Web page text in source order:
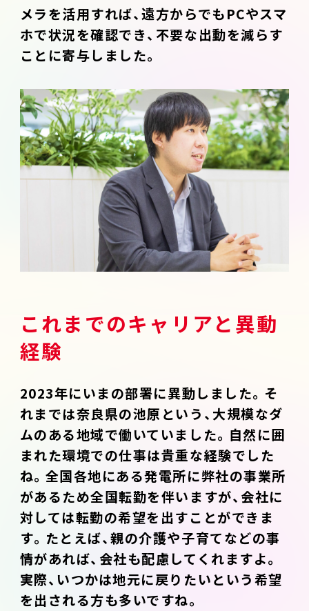
メラを活用すれば、遠方からでもPCやスマ
ホで状況を確認でき、不要な出動を減らす
ことに寄与しました。
これまでのキャリアと異動
経験
2023年にいまの部署に異動しました。そ
れまでは奈良県の池原という、大規模なダ
ムのある地域で働いていました。自然に囲
まれた環境での仕事は貴重な経験でした
ね。全国各地にある発電所に弊社の事業所
があるため全国転勤を伴いますが、会社に
対しては転勤の希望を出すことができま
す。たとえば、親の介護や子育てなどの事
情があれば、会社も配慮してくれますよ。
実際、いつかは地元に戻りたいという希望
を出される方も多いですね。